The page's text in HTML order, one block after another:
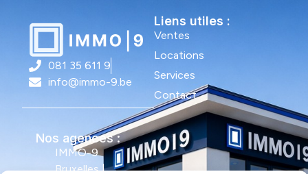
081 35 611 9
info@immo-9.be
Nos agences :
IMMO-9
Bruxelles |
Liens utiles :
Ventes
Locations
Services
Contact